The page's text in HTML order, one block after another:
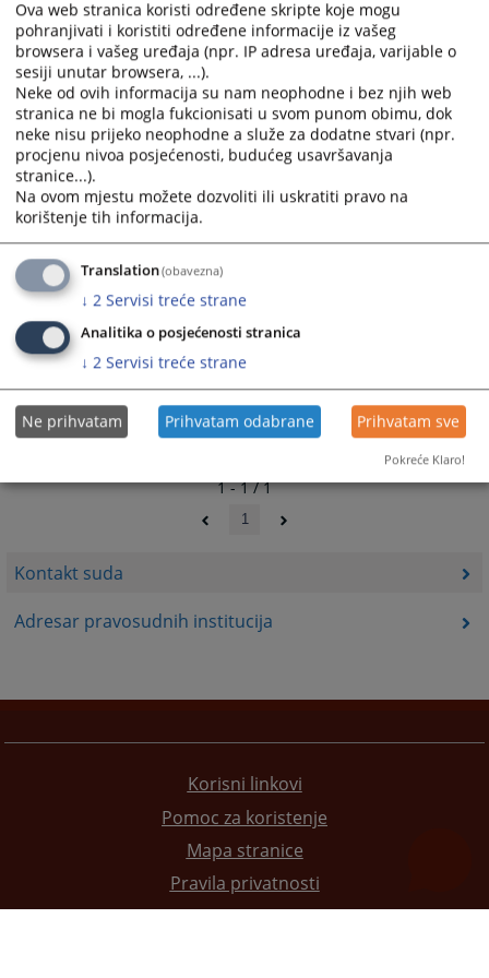
Kontakt suda
Adresar pravosudnih institucija
9335PREGLEDA
1 - 1 / 1
1
Korisni linkovi
Pomoc za koristenje
Mapa stranice
Pravila privatnosti
Ova web stranica koristi određene skripte koje mogu
pohranjivati i koristiti određene informacije iz vašeg
browsera i vašeg uređaja (npr. IP adresa uređaja, varijable o
sesiji unutar browsera, ...).
Neke od ovih informacija su nam neophodne i bez njih web
stranica ne bi mogla fukcionisati u svom punom obimu, dok
neke nisu prijeko neophodne a služe za dodatne stvari (npr.
procjenu nivoa posjećenosti, budućeg usavršavanja
stranice...).
Na ovom mjestu možete dozvoliti ili uskratiti pravo na
korištenje tih informacija.
Translation(obavezna)
↓ 2 Servisi treće strane
Analitika o posjećenosti stranica
↓ 2 Servisi treće strane
Ne prihvatam Prihvatam odabrane Prihvatam sve
Pokreće Klaro!